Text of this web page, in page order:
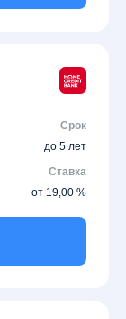
Срок
до 5 лет
Ставка
от 19,00 %